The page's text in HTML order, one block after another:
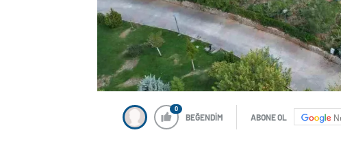
0
BEĞENDİM ABONE OL